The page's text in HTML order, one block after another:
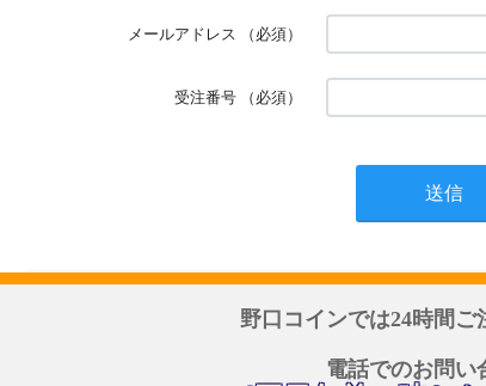
メールアドレス （必須）
受注番号 （必須）
野口コインでは24時間ご
電話でのお問い